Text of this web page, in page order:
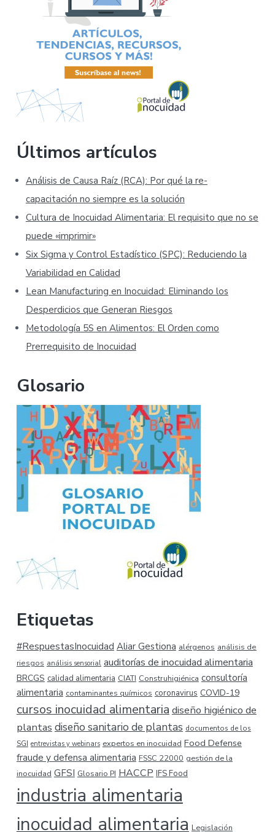
Últimos artículos
Análisis de Causa Raíz (RCA): Por qué la re-
capacitación no siempre es la solución
Cultura de Inocuidad Alimentaria: El requisito que no se
puede «imprimir»
Six Sigma y Control Estadístico (SPC): Reduciendo la
Variabilidad en Calidad
Lean Manufacturing en Inocuidad: Eliminando los
Desperdicios que Generan Riesgos
Metodología 5S en Alimentos: El Orden como
Prerrequisito de Inocuidad
Glosario
Etiquetas
#RespuestasInocuidad Aliar Gestiona alérgenos análisis de
riesgos análisis sensorial auditorías de inocuidad alimentaria
BRCGS calidad alimentaria CIATI Construhigiénica consultoría
alimentaria contaminantes químicos coronavirus COVID-19
cursos inocuidad alimentaria diseño higiénico de
plantas diseño sanitario de plantas documentos de los
SGI entrevistas y webinars expertos en inocuidad Food Defense
fraude y defensa alimentaria FSSC 22000 gestión de la
inocuidad GFSI Glosario PI HACCP IFS Food
industria alimentaria
inocuidad alimentaria Legislación